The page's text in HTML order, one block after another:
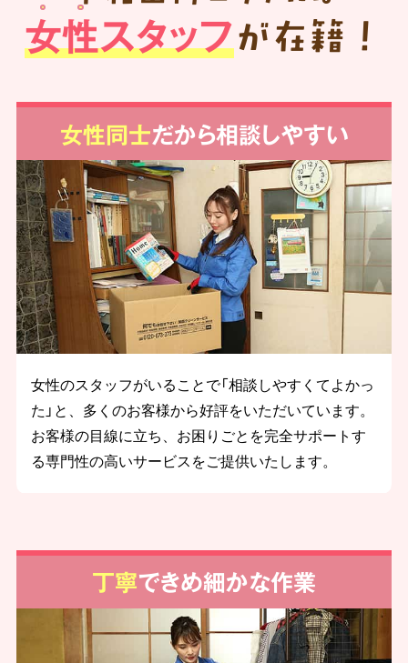
女性スタッフが在籍！
女性同士だから相談しやすい
女性のスタッフがいることで「相談しやすくてよかっ
た」と、多くのお客様から好評をいただいています。
お客様の目線に立ち、お困りごとを完全サポートす
る専門性の高いサービスをご提供いたします。
丁寧できめ細かな作業